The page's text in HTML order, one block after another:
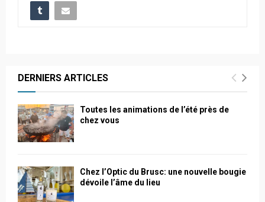
DERNIERS ARTICLES
Toutes les animations de l’été près de
chez vous
Chez l’Optic du Brusc: une nouvelle bougie
dévoile l’âme du lieu